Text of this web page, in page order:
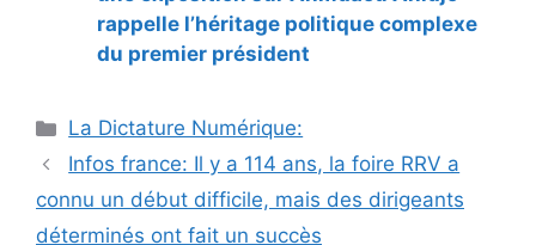
rappelle l’héritage politique complexe
du premier président
Catégories
La Dictature Numérique:
Infos france: Il y a 114 ans, la foire RRV a
connu un début difficile, mais des dirigeants
déterminés ont fait un succès